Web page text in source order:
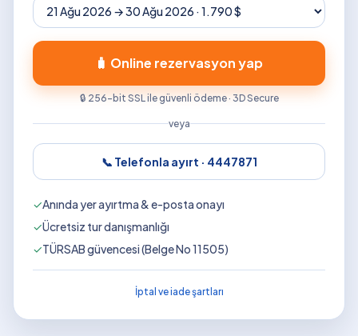
🧳 Online rezervasyon yap
🔒 256-bit SSL ile güvenli ödeme · 3D Secure
veya
📞 Telefonla ayırt · 4447871
✓Anında yer ayırtma & e-posta onayı
✓Ücretsiz tur danışmanlığı
✓TÜRSAB güvencesi (Belge No 11505)
İptal ve iade şartları